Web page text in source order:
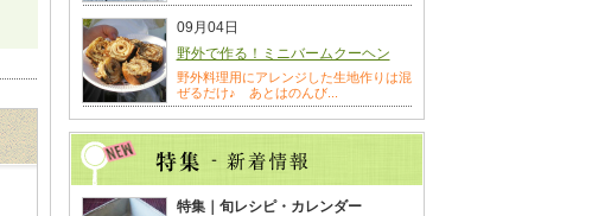
09月04日
野外で作る！ミニバームクーヘン
野外料理用にアレンジした生地作りは混
ぜるだけ♪ あとはのんび...
特集｜旬レシピ・カレンダー